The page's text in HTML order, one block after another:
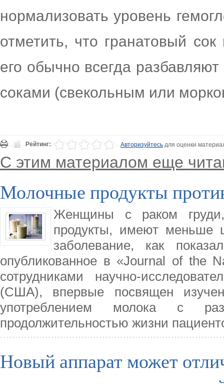
нормализовать уровень
отметить, что гранатовый
его обычно всегда
соками (свекольным или
Рейтинг: Авторизуйтесьдля оценки
С этим материалом еще
Молочные продукты
Женщины с раком
продукты, имеют меньше
заболевание, как
опубликованное в «Journal of the
сотрудниками научно-
(США), впервые посвящен
употреблением молока с
продолжительностью жизни
Новый аппарат может